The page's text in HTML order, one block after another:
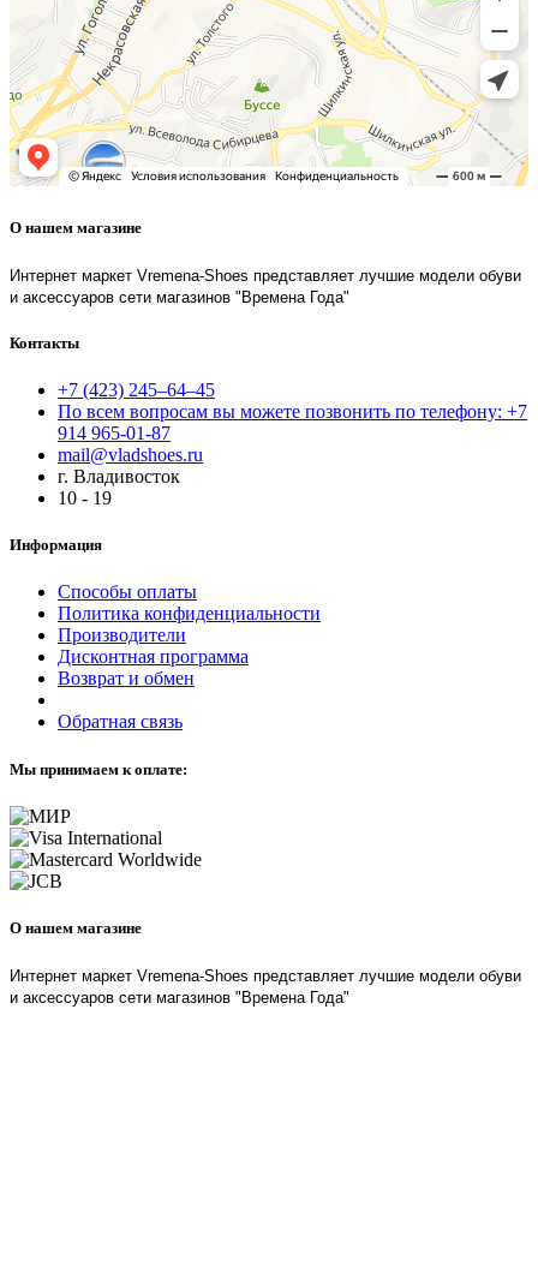
О нашем магазине
Интернет маркет Vremena-Shoes представляет лучшие модели обуви
и аксессуаров сети магазинов "Времена Года"
Контакты
+7 (423) 245–64–45
По всем вопросам вы можете позвонить по телефону: +7
914 965-01-87
mail@vladshoes.ru
г. Владивосток
10 - 19
Информация
Способы оплаты
Политика конфиденциальности
Производители
Дисконтная программа
Возврат и обмен
Обратная связь
Мы принимаем к оплате:
О нашем магазине
Интернет маркет Vremena-Shoes представляет лучшие модели обуви
и аксессуаров сети магазинов "Времена Года"